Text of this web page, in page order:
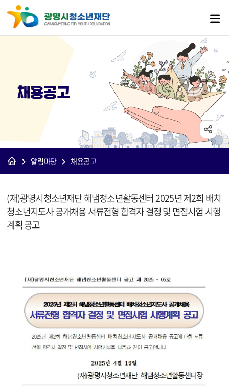
채용공고
알림마당 채용공고
(재)광명시청소년재단 해냄청소년활동센터 2025년 제2회 배치
청소년지도사 공개채용 서류전형 합격자 결정 및 면접시험 시행
계획 공고